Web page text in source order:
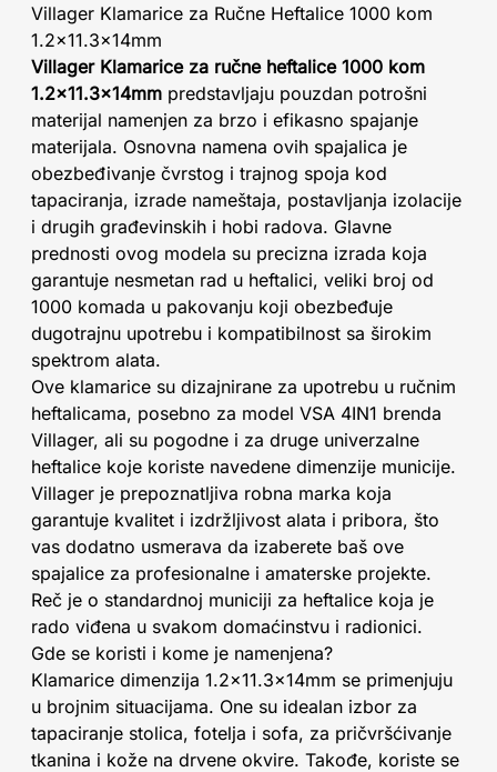
Villager Klamarice za Ručne Heftalice 1000 kom
1.2x11.3x14mm
Villager Klamarice za ručne heftalice 1000 kom
1.2x11.3x14mm predstavljaju pouzdan potrošni
materijal namenjen za brzo i efikasno spajanje
materijala. Osnovna namena ovih spajalica je
obezbeđivanje čvrstog i trajnog spoja kod
tapaciranja, izrade nameštaja, postavljanja izolacije
i drugih građevinskih i hobi radova. Glavne
prednosti ovog modela su precizna izrada koja
garantuje nesmetan rad u heftalici, veliki broj od
1000 komada u pakovanju koji obezbeđuje
dugotrajnu upotrebu i kompatibilnost sa širokim
spektrom alata.
Ove klamarice su dizajnirane za upotrebu u ručnim
heftalicama, posebno za model VSA 4IN1 brenda
Villager, ali su pogodne i za druge univerzalne
heftalice koje koriste navedene dimenzije municije.
Villager je prepoznatljiva robna marka koja
garantuje kvalitet i izdržljivost alata i pribora, što
vas dodatno usmerava da izaberete baš ove
spajalice za profesionalne i amaterske projekte.
Reč je o standardnoj municiji za heftalice koja je
rado viđena u svakom domaćinstvu i radionici.
Gde se koristi i kome je namenjena?
Klamarice dimenzija 1.2x11.3x14mm se primenjuju
u brojnim situacijama. One su idealan izbor za
tapaciranje stolica, fotelja i sofa, za pričvršćivanje
tkanina i kože na drvene okvire. Takođe, koriste se